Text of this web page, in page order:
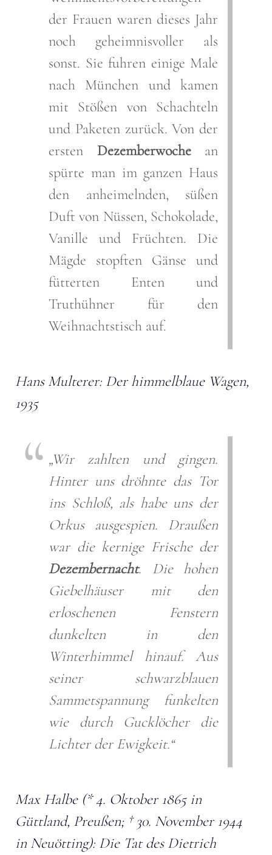
der Frauen waren dieses Jahr
noch geheimnisvoller als
sonst. Sie fuhren einige Male
nach München und kamen
mit Stößen von Schachteln
und Paketen zurück. Von der
ersten Dezemberwochean
spürte man im ganzen Haus
den anheimelnden, süßen
Duft von Nüssen, Schokolade,
Vanille und Früchten. Die
Mägde stopften Gänse und
fütterten Enten und
Truthühner für den
Weihnachtstisch auf.
Hans Multerer: Der himmelblaue Wagen,
1935
„Wir zahlten und gingen.
Hinter uns dröhnte das Tor
ins Schloß, als habe uns der
Orkus ausgespien. Draußen
war die kernige Frische der
Dezembernacht. Die hohen
Giebelhäuser mit den
erloschenen Fenstern
dunkelten in den
Winterhimmel hinauf. Aus
seiner schwarzblauen
Sammetspannung funkelten
wie durch Gucklöcher die
Lichter der Ewigkeit.“
Max Halbe (* 4. Oktober 1865 in
Güttland, Preußen; † 30. November 1944
in Neuötting): Die Tat des Dietrich